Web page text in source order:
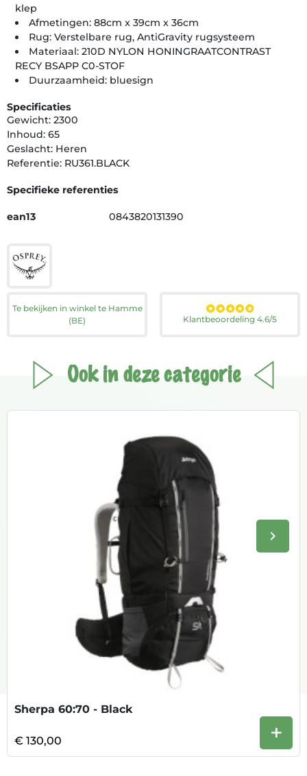
klep
Afmetingen: 88cm x 39cm x 36cm
Rug: Verstelbare rug, AntiGravity rugsysteem
Materiaal: 210D NYLON HONINGRAATCONTRAST
RECY BSAPP C0-STOF
Duurzaamheid: bluesign
Specificaties
Gewicht: 2300
Inhoud: 65
Geslacht: Heren
Referentie: RU361.BLACK
Specifieke referenties
ean13 0843820131390
Te bekijken in winkel te Hamme
(BE)
Klantbeoordeling 4.6/5
Ook in deze categorie
keyboard_arrow_right
Sherpa 60:70 - Black
€ 130,00 +